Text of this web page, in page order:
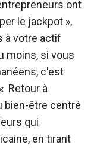
ont
le jackpot »,
à votre actif
moins, si vous
c'est
Retour à
bien-être centré
qui
en tirant